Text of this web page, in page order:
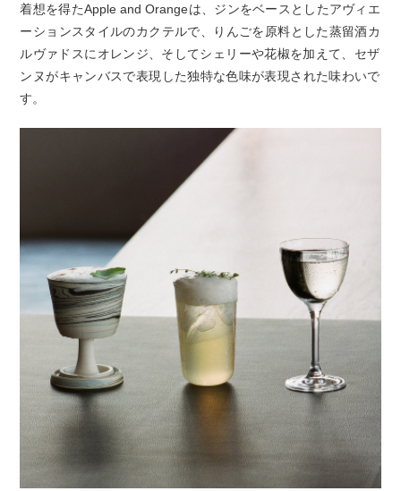
着想を得たApple and Orangeは、ジンをベースとしたアヴィエ
ーションスタイルのカクテルで、りんごを原料とした蒸留酒カ
ルヴァドスにオレンジ、そしてシェリーや花椒を加えて、セザ
ンヌがキャンバスで表現した独特な色味が表現された味わいで
す。